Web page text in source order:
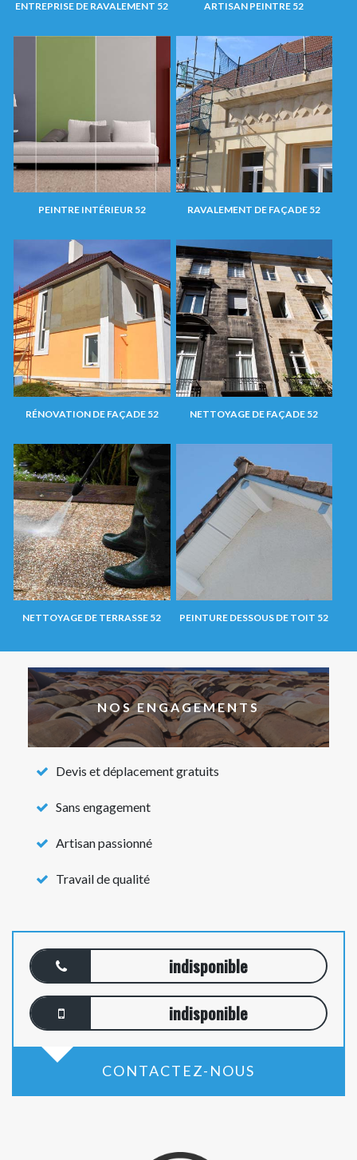
ENTREPRISE DE RAVALEMENT 52 ARTISAN PEINTRE 52
PEINTRE INTÉRIEUR 52 RAVALEMENT DE FAÇADE 52
RÉNOVATION DE FAÇADE 52 NETTOYAGE DE FAÇADE 52
NETTOYAGE DE TERRASSE 52 PEINTURE DESSOUS DE TOIT 52
NOS ENGAGEMENTS
Devis et déplacement gratuits
Sans engagement
Artisan passionné
Travail de qualité
indisponible
indisponible
CONTACTEZ-NOUS